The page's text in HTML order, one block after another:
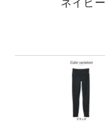
ネイビー